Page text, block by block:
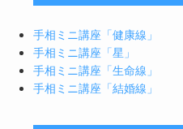
手相ミニ講座「健康線」
手相ミニ講座「星」
手相ミニ講座「生命線」
手相ミニ講座「結婚線」